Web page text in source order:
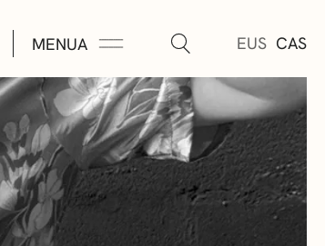
MENUA EUS CAS